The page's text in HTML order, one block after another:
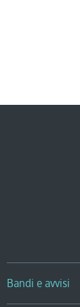
Bandi e avvisi